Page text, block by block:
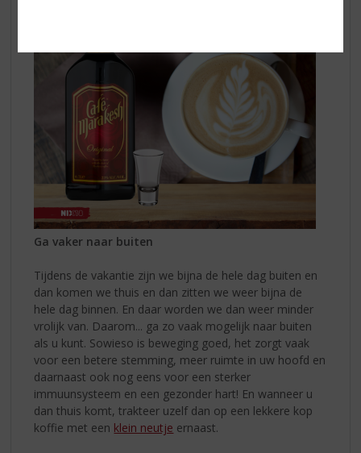
Ga vaker naar buiten
Tijdens de vakantie zijn we bijna de hele dag buiten en
dan komen we thuis en dan zitten we weer bijna de
hele dag binnen. En daar worden we dan weer minder
vrolijk van. Daarom... ga zo vaak mogelijk naar buiten
als u kunt. Sowieso is beweging goed, het zorgt vaak
voor een betere stemming, meer ruimte in uw hoofd en
daarnaast ook nog eens voor een sterker
immuunsysteem en een gezonder hart! En wanneer u
dan thuis komt, trakteer uzelf dan op een lekkere kop
koffie met een klein neutje ernaast.